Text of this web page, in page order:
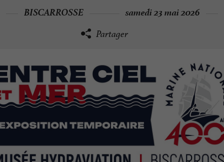
BISCARROSSE samedi 23 mai 2026
Partager